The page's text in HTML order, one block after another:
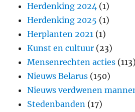
Herdenking 2024 (1)
Herdenking 2025 (1)
Herplanten 2021 (1)
Kunst en cultuur (23)
Mensenrechten acties (113)
Nieuws Belarus (150)
Nieuws verdwenen
Stedenbanden (17)